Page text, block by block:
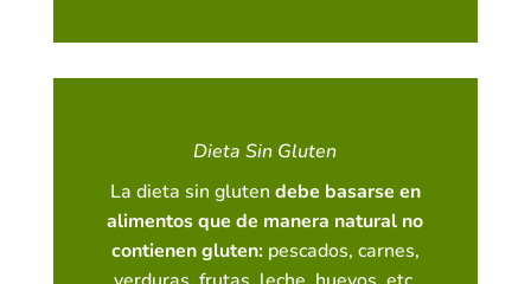
Dieta Sin Gluten
La dieta sin gluten debe basarse en
alimentos que de manera natural no
contienen gluten:pescados, carnes,